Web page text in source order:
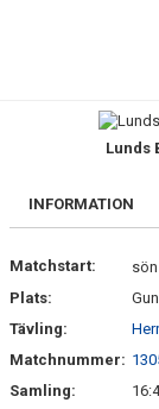
DOKUMENT
Lunds
INFORMATION
Matchstart:
Plats:
Tävling:
Matchnummer:
Samling: